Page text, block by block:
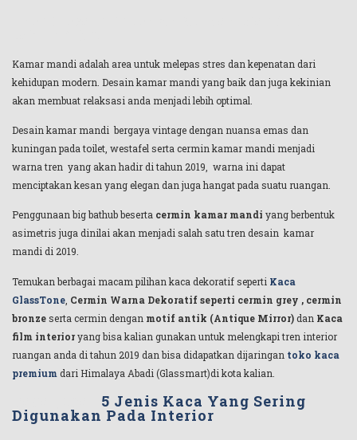
Kamar mandi adalah area untuk melepas stres dan kepenatan dari
kehidupan modern. Desain kamar mandi yang baik dan juga kekinian
akan membuat relaksasi anda menjadi lebih optimal.
Desain kamar mandi bergaya vintage dengan nuansa emas dan
kuningan pada toilet, westafel serta cermin kamar mandi menjadi
warna tren yang akan hadir di tahun 2019, warna ini dapat
menciptakan kesan yang elegan dan juga hangat pada suatu ruangan.
Penggunaan big bathub beserta cermin kamar mandi yang berbentuk
asimetris juga dinilai akan menjadi salah satu tren desain kamar
mandi di 2019.
Temukan berbagai macam pilihan kaca dekoratif seperti Kaca
GlassTone Cermin Warna Dekoratif seperti cermin grey , cermin
bronzeserta cermin dengan motif antik (Antique Mirror)dan Kaca
film interioryang bisa kalian gunakan untuk melengkapi tren interior
ruangan anda di tahun 2019 dan bisa didapatkan dijaringan toko kaca
premium dari Himalaya Abadi (Glassmart)di kota kalian.
5 Jenis Kaca Yang Sering
Digunakan Pada Interior